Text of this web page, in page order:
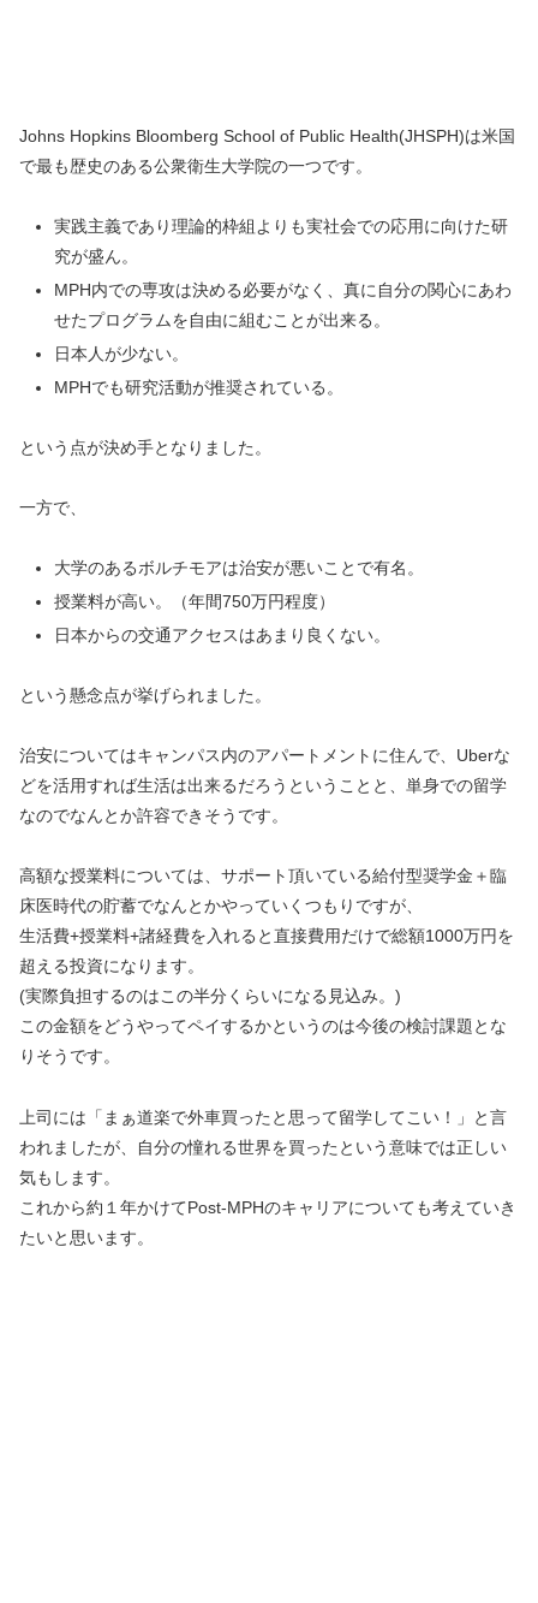
Johns Hopkins Bloomberg School of Public Health(JHSPH)は米国
で最も歴史のある公衆衛生大学院の一つです。
実践主義であり理論的枠組よりも実社会での応用に向けた研
究が盛ん。
MPH内での専攻は決める必要がなく、真に自分の関心にあわ
せたプログラムを自由に組むことが出来る。
日本人が少ない。
MPHでも研究活動が推奨されている。
という点が決め手となりました。
一方で、
大学のあるボルチモアは治安が悪いことで有名。
授業料が高い。（年間750万円程度）
日本からの交通アクセスはあまり良くない。
という懸念点が挙げられました。
治安についてはキャンパス内のアパートメントに住んで、Uberな
どを活用すれば生活は出来るだろうということと、単身での留学
なのでなんとか許容できそうです。
高額な授業料については、サポート頂いている給付型奨学金＋臨
床医時代の貯蓄でなんとかやっていくつもりですが、
生活費+授業料+諸経費を入れると直接費用だけで総額1000万円を
超える投資になります。
(実際負担するのはこの半分くらいになる見込み。)
この金額をどうやってペイするかというのは今後の検討課題とな
りそうです。
上司には「まぁ道楽で外車買ったと思って留学してこい！」と言
われましたが、自分の憧れる世界を買ったという意味では正しい
気もします。
これから約１年かけてPost-MPHのキャリアについても考えていき
たいと思います。